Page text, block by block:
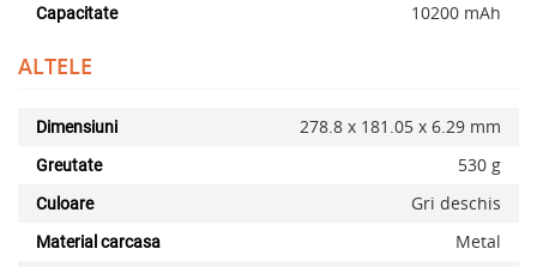
Capacitate 10200 mAh
ALTELE
Dimensiuni 278.8 x 181.05 x 6.29 mm
Greutate 530 g
Culoare Gri deschis
Material carcasa Metal